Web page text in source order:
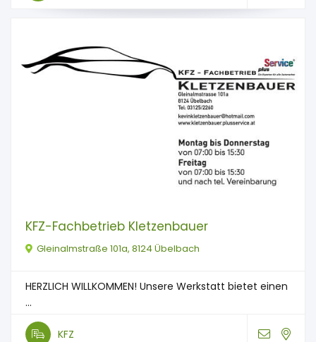
KFZ-Fachbetrieb Kletzenbauer
Gleinalmstraße 101a, 8124 Übelbach
HERZLICH WILLKOMMEN! Unsere Werkstatt bietet einen
...
KFZ